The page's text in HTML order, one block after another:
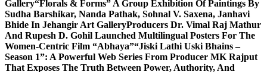
Gallery“Florals & Forms” A Group Exhibition Of Paintings By
Sudha Barshikar, Nanda Pathak, Sohnal V. Saxena, Janhavi
Bhide In Jehangir Art GalleryProducers Dr. Vimal Raj Mathur
And Rupesh D. Gohil Launched Multilingual Posters For The
Women-Centric Film “Abhaya”“Jiski Lathi Uski Bhains –
Season 1”: A Powerful Web Series From Producer MK Rajput
That Exposes The Truth Between Power, Authority, And